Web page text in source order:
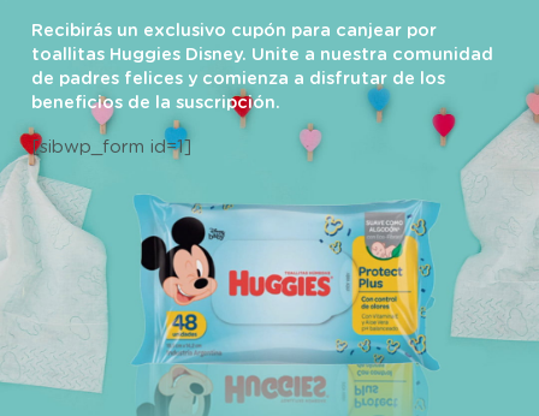
Recibirás un exclusivo cupón para canjear por
toallitas Huggies Disney. Unite a nuestra comunidad
de padres felices y comienza a disfrutar de los
beneficios de la suscripción.
[sibwp_form id=1]